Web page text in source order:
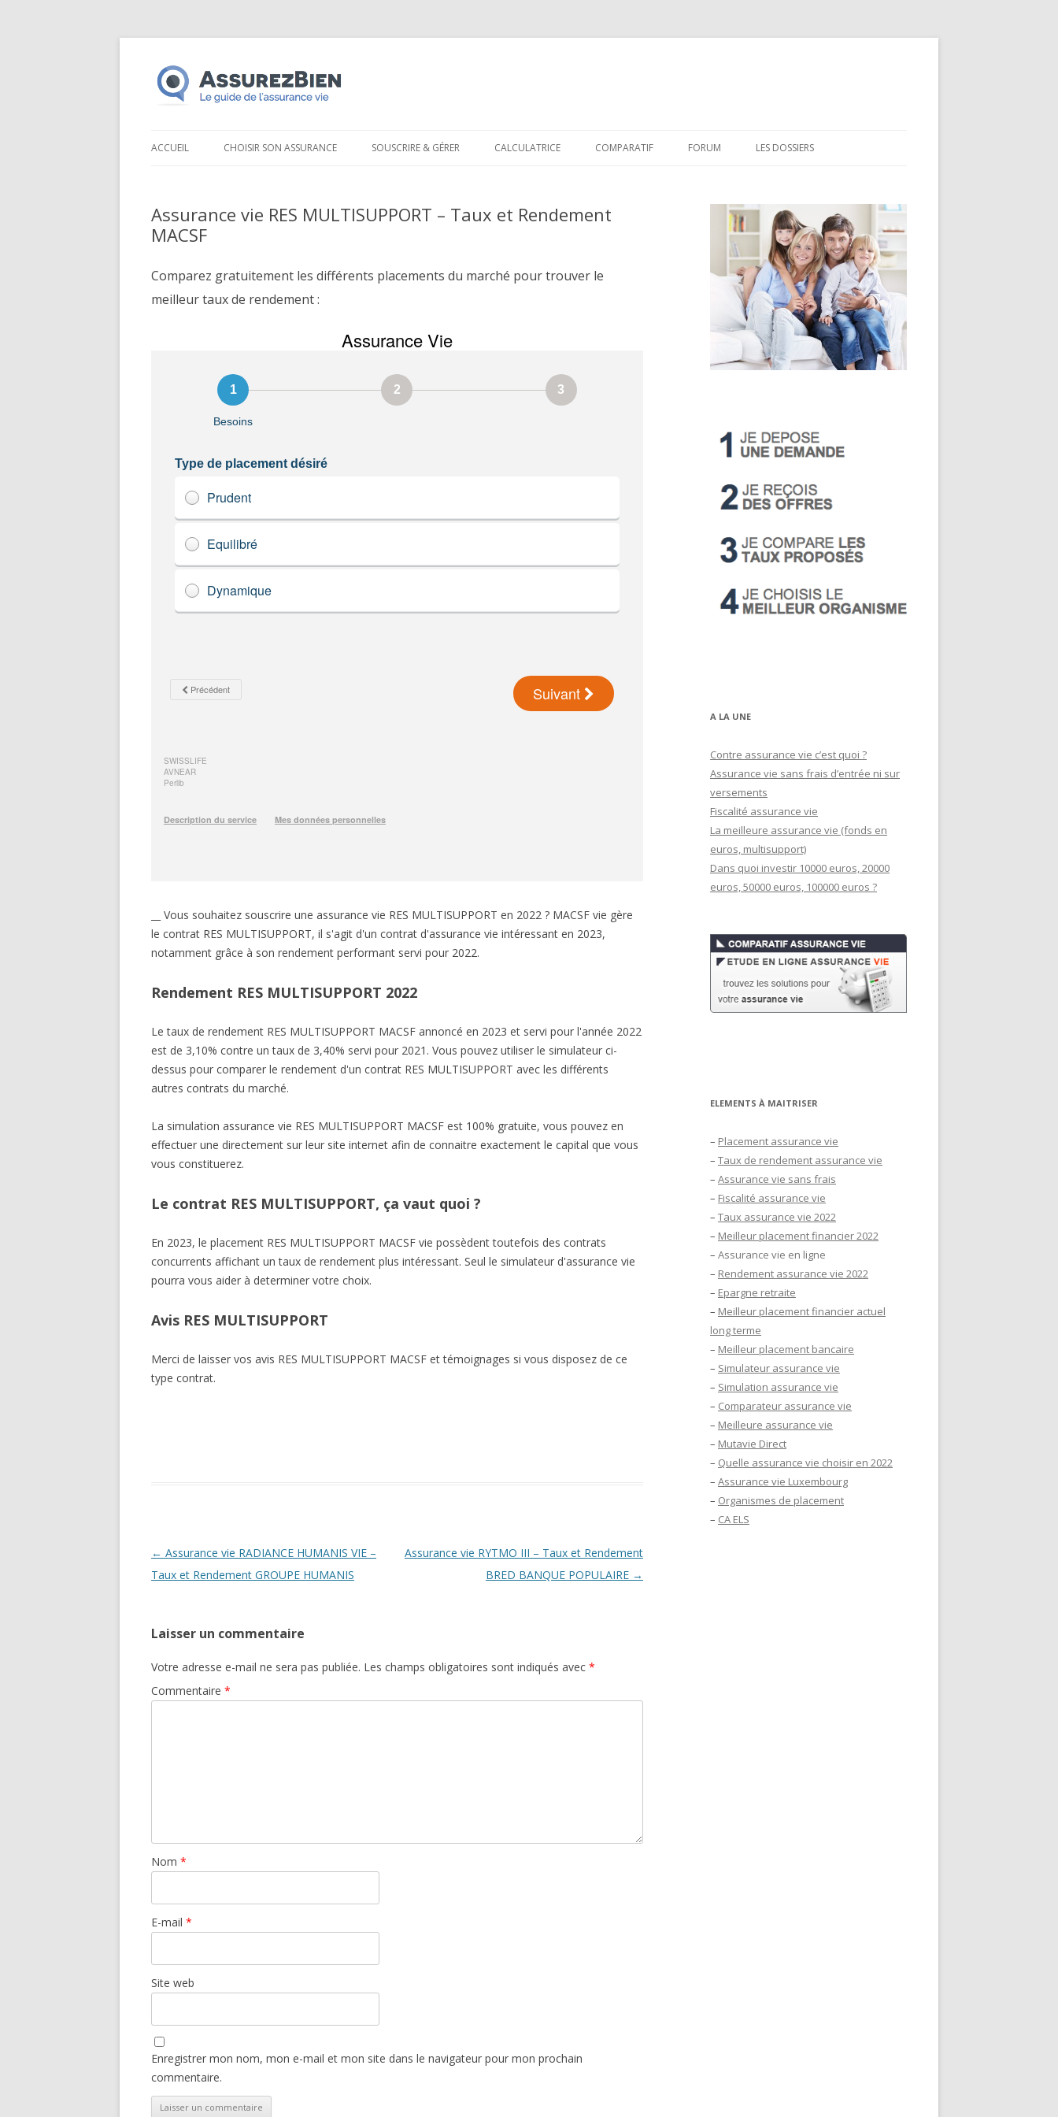
au
ACCUEIL CHOISIR SON ASSURANCE SOUSCRIRE & GÉRER CALCULATRICE COMPARATIF FORUM LES DOSSIERS
CODEVI
COMPTE À TERME
CSL
LDD
LEP
PEL
PERP
Assurance vie RES MULTISUPPORT – Taux et Rendement
MACSF
Comparez gratuitement les différents placements du marché pour trouver le
meilleur taux de rendement :
__ Vous souhaitez souscrire une assurance vie RES MULTISUPPORT en 2022 ? MACSF vie gère
le contrat RES MULTISUPPORT, il s'agit d'un contrat d'assurance vie intéressant en 2023,
notamment grâce à son rendement performant servi pour 2022.
Rendement RES MULTISUPPORT 2022
Le taux de rendement RES MULTISUPPORT MACSF annoncé en 2023 et servi pour l'année 2022
est de 3,10% contre un taux de 3,40% servi pour 2021. Vous pouvez utiliser le simulateur ci-
dessus pour comparer le rendement d'un contrat RES MULTISUPPORT avec les différents
autres contrats du marché.
La simulation assurance vie RES MULTISUPPORT MACSF est 100% gratuite, vous pouvez en
effectuer une directement sur leur site internet afin de connaitre exactement le capital que vous
vous constituerez.
Le contrat RES MULTISUPPORT, ça vaut quoi ?
En 2023, le placement RES MULTISUPPORT MACSF vie possèdent toutefois des contrats
concurrents affichant un taux de rendement plus intéressant. Seul le simulateur d'assurance vie
pourra vous aider à determiner votre choix.
Avis RES MULTISUPPORT
Merci de laisser vos avis RES MULTISUPPORT MACSF et témoignages si vous disposez de ce
type contrat.
Navigation
des
← Assurance vie RADIANCE HUMANIS VIE –
Taux et Rendement GROUPE HUMANIS
Assurance vie RYTMO III – Taux et Rendement
BRED BANQUE POPULAIRE →
Laisser un commentaire
Votre adresse e-mail ne sera pas publiée. Les champs obligatoires sont indiqués avec *
Commentaire *
Nom *
E-mail *
Site web
Enregistrer mon nom, mon e-mail et mon site dans le navigateur pour mon prochain
commentaire.
A LA UNE
Contre assurance vie c’est quoi ?
Assurance vie sans frais d’entrée ni sur
versements
Fiscalité assurance vie
La meilleure assurance vie (fonds en
euros, multisupport)
Dans quoi investir 10000 euros, 20000
euros, 50000 euros, 100000 euros ?
ELEMENTS À MAITRISER
– Placement assurance vie
– Taux de rendement assurance vie
– Assurance vie sans frais
– Fiscalité assurance vie
– Taux assurance vie 2022
– Meilleur placement financier 2022
– Assurance vie en ligne
– Rendement assurance vie 2022
– Epargne retraite
– Meilleur placement financier actuel
long terme
– Meilleur placement bancaire
– Simulateur assurance vie
– Simulation assurance vie
– Comparateur assurance vie
– Meilleure assurance vie
– Mutavie Direct
– Quelle assurance vie choisir en 2022
– Assurance vie Luxembourg
– Organismes de placement
– CA ELS